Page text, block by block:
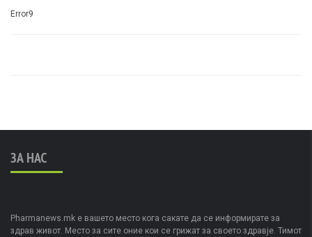
Error9
ЗА НАС
Pharmanews.mk е вашето место кога сакате да се информирате за
здрав живот. Место за сите оние кои се грижат за своето здравје. Тимот